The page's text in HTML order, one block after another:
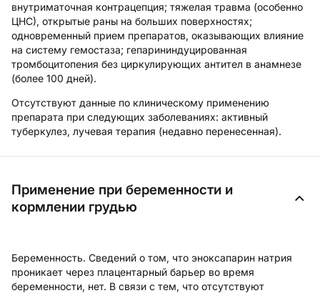
внутриматочная контрацепция; тяжелая травма (особенно
ЦНС), открытые раны на больших поверхностях;
одновременный прием препаратов, оказывающих влияние
на систему гемостаза; гепарининдуцированная
тромбоцитопения без циркулирующих антител в анамнезе
(более 100 дней).
Отсутствуют данные по клиническому применению
препарата при следующих заболеваниях: активный
туберкулез, лучевая терапия (недавно перенесенная).
Применение при беременности и
кормлении грудью
Беременность. Сведений о том, что эноксапарин натрия
проникает через плацентарный барьер во время
беременности, нет. В связи с тем, что отсутствуют